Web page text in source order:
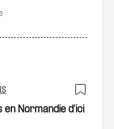
Normandie d’ici